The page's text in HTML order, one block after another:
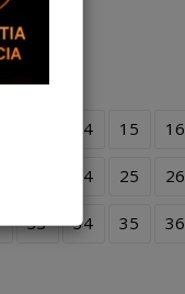
14 15 16
24 25 26
33 34 35 36